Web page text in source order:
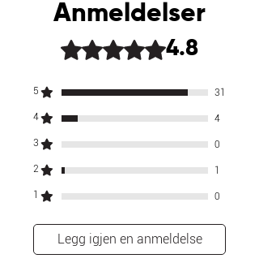
Anmeldelser
Gitt 4,8 av 5 stjerner.4.8
5 31
4 4
3 0
2 1
1 0
Legg igjen en anmeldelse